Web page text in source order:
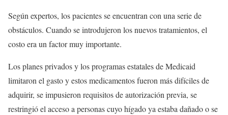
Según expertos, los pacientes se encuentran con una serie de
obstáculos. Cuando se introdujeron los nuevos tratamientos, el
costo era un factor muy importante.
Los planes privados y los programas estatales de Medicaid
limitaron el gasto y estos medicamentos fueron más difíciles de
adquirir, se impusieron requisitos de autorización previa, se
restringió el acceso a personas cuyo hígado ya estaba dañado o se